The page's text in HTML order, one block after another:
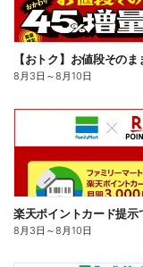
8月3日 ～8月10日
8月3日 ～8月10日